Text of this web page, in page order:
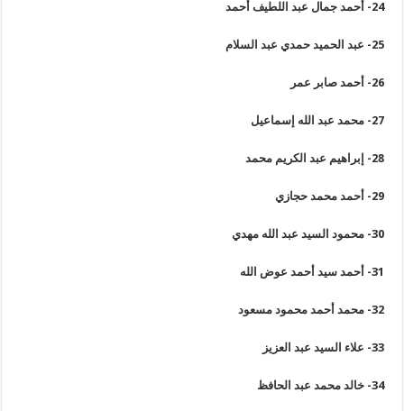
24- أحمد جمال عبد اللطيف أحمد
25- عبد الحميد حمدي عبد السلام
26- أحمد صابر عمر
27- محمد عبد الله إسماعيل
28- إبراهيم عبد الكريم محمد
29- أحمد محمد حجازي
30- محمود السيد عبد الله مهدي
31- أحمد سيد أحمد عوض الله
32- محمد أحمد محمود مسعود
33- علاء السيد عبد العزيز
34- خالد محمد عبد الحافظ